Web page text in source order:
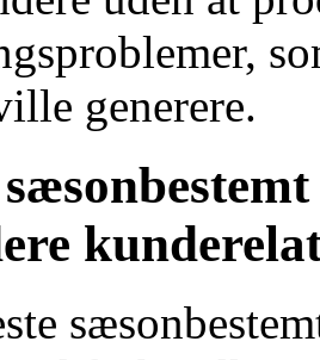
generere.